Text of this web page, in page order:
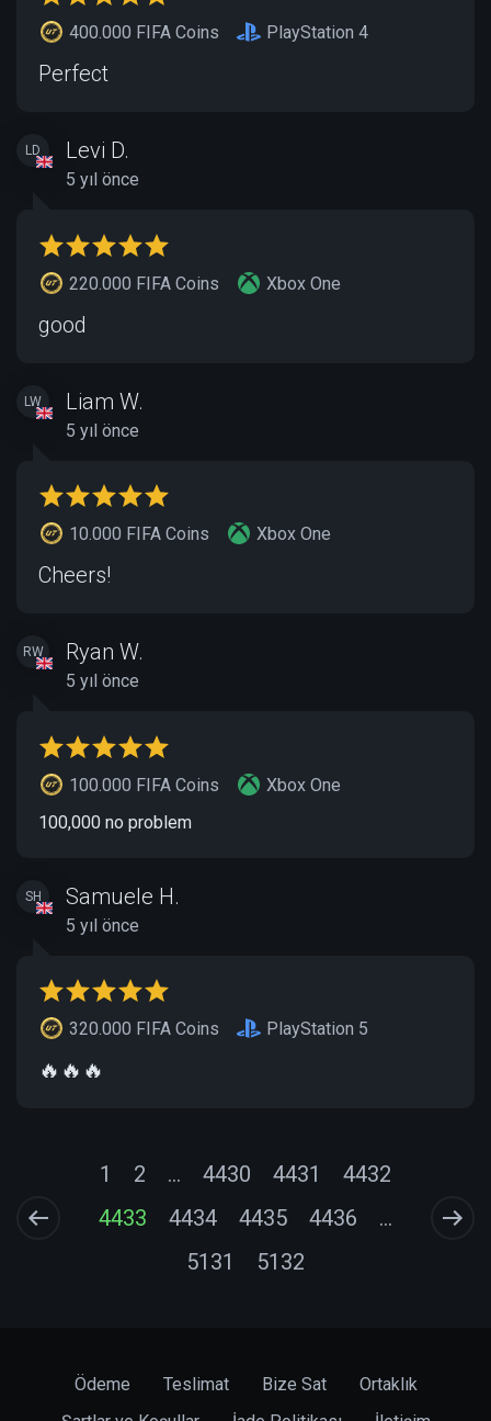
400.000 FIFA Coins PlayStation 4
Perfect
LD Levi D.
5 yıl önce
220.000 FIFA Coins Xbox One
good
LW Liam W.
5 yıl önce
10.000 FIFA Coins Xbox One
Cheers!
RW Ryan W.
5 yıl önce
100.000 FIFA Coins
Xbox One
100,000 no problem
SH Samuele H.
5 yıl önce
320.000 FIFA Coins PlayStation 5
🔥🔥🔥
1 2 ... 4430 4431
4432
4433
4434 4435 4436
...
5131
5132
Ödeme Teslimat Bize Sat
Ortaklık